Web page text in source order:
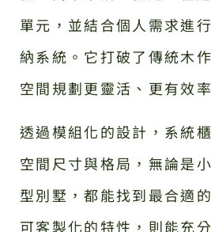
單元，並結合個人需求進
納系統。它打破了傳統木
空間規劃更靈活、更有效率
透過模組化的設計，系統
空間尺寸與格局，無論是
型別墅，都能找到最合適
可客製化的特性，則能充